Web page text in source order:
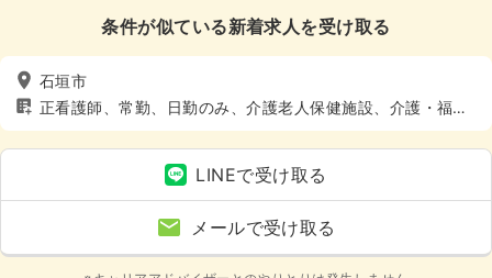
条件が似ている新着求人を受け取る
石垣市
正看護師、常勤、日勤のみ、介護老人保健施設、介護・福祉
系、4週8休以上
LINEで受け取る
メールで受け取る